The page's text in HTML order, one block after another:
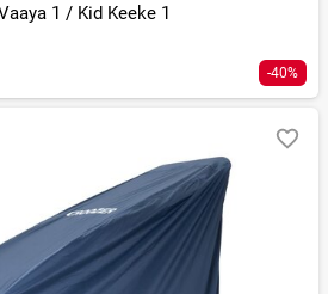
1 / Kid Keeke 1
-40%